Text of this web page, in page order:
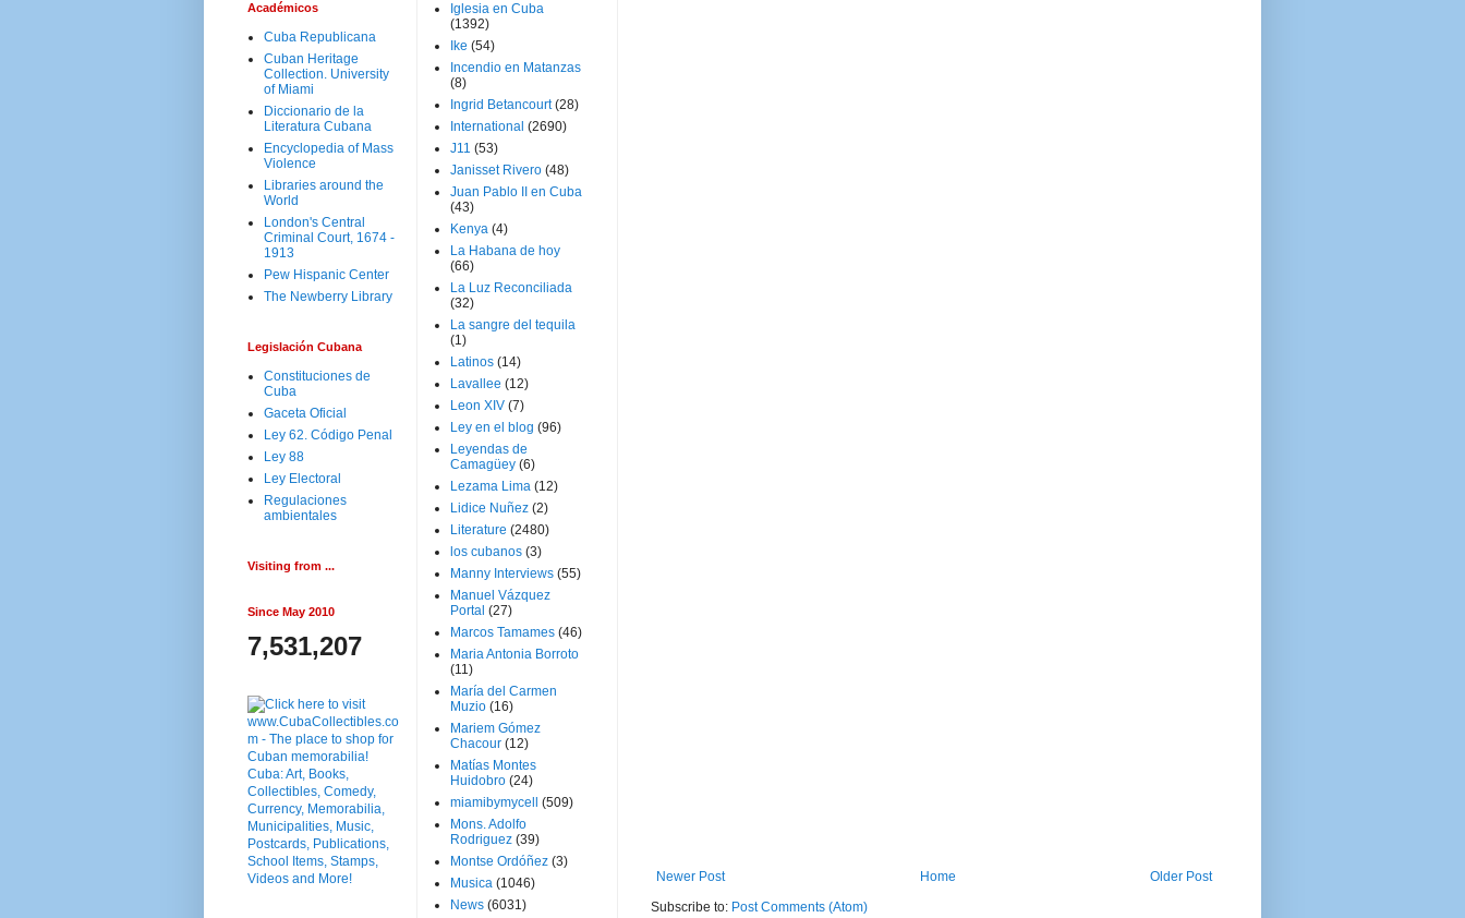
Newer Post Older Post
Home
Subscribe to: Post Comments (Atom)
Académicos
Cuba Republicana
Cuban Heritage
Collection. University
of Miami
Diccionario de la
Literatura Cubana
Encyclopedia of Mass
Violence
Libraries around the
World
London's Central
Criminal Court, 1674 -
1913
Pew Hispanic Center
The Newberry Library
Legislación Cubana
Constituciones de
Cuba
Gaceta Oficial
Ley 62. Código Penal
Ley 88
Ley Electoral
Regulaciones
ambientales
Visiting from ...
Since May 2010
7,531,207
Iglesia en Cuba
(1392)
Ike (54)
Incendio en Matanzas
(8)
Ingrid Betancourt (28)
International (2690)
J11 (53)
Janisset Rivero (48)
Juan Pablo II en Cuba
(43)
Kenya (4)
La Habana de hoy
(66)
La Luz Reconciliada
(32)
La sangre del tequila
(1)
Latinos (14)
Lavallee (12)
Leon XIV (7)
Ley en el blog (96)
Leyendas de
Camagüey (6)
Lezama Lima (12)
Lidice Nuñez (2)
Literature (2480)
los cubanos (3)
Manny Interviews (55)
Manuel Vázquez
Portal (27)
Marcos Tamames (46)
Maria Antonia Borroto
(11)
María del Carmen
Muzio (16)
Mariem Gómez
Chacour (12)
Matías Montes
Huidobro (24)
miamibymycell
(509)
Mons. Adolfo
Rodriguez (39)
Montse Ordóñez (3)
Musica (1046)
News (6031)